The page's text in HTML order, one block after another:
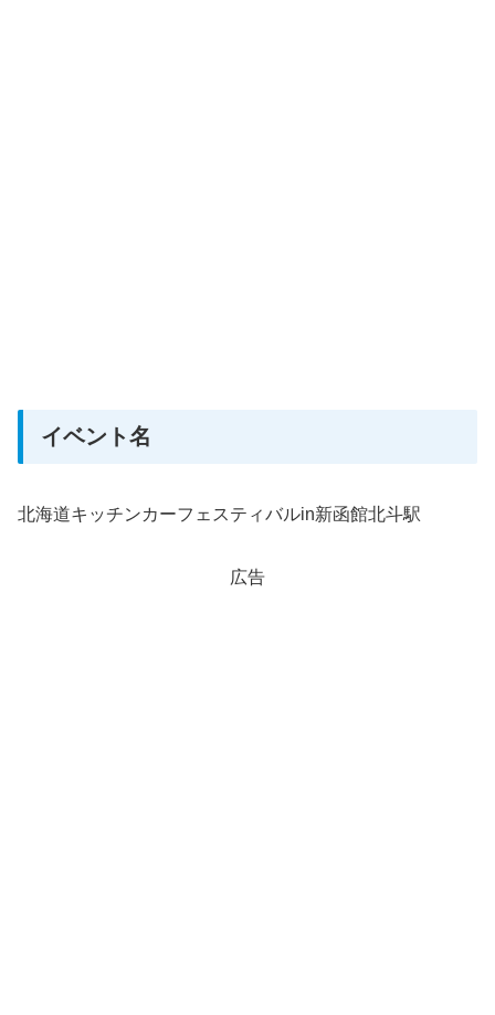
イベント名
北海道キッチンカーフェスティバルin新函館北斗駅
広告